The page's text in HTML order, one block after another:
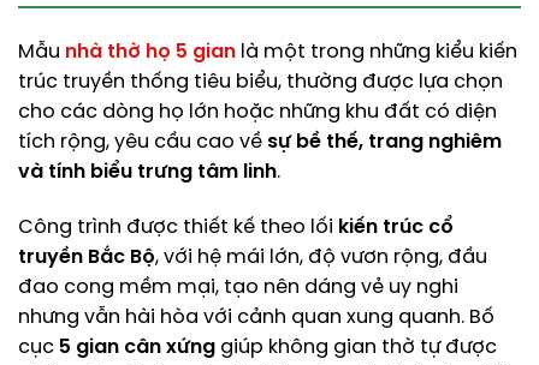
Mẫu nhà thờ họ 5 gian là một trong những kiểu kiến
trúc truyền thống tiêu biểu, thường được lựa chọn
cho các dòng họ lớn hoặc những khu đất có diện
tích rộng, yêu cầu cao về sự bề thế, trang nghiêm
và tính biểu trưng tâm linh.
Công trình được thiết kế theo lối kiến trúc cổ
truyền Bắc Bộ, với hệ mái lớn, độ vươn rộng, đầu
đao cong mềm mại, tạo nên dáng vẻ uy nghi
nhưng vẫn hài hòa với cảnh quan xung quanh. Bố
cục 5 gian cân xứng giúp không gian thờ tự được